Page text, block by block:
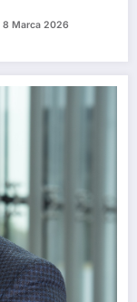
8 Marca 2026